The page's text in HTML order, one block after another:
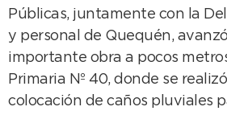
Públicas, juntamente con la
y personal de Quequén,
importante obra a pocos
Primaria Nº 40, donde se
colocación de caños pluviales